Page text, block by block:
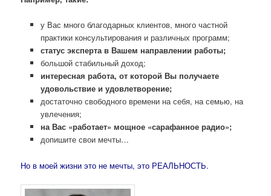
у Вас много благодарных клиентов, много частной
практики консультирования и различных программ;
статус эксперта в Вашем направлении работы;
большой стабильный доход;
интересная работа, от которой Вы получаете
удовольствие и удовлетворение;
достаточно свободного времени на себя, на семью, на
увлечения;
на Вас «работает» мощное «сарафанное радио»;
допишите свои мечты…
Но в моей жизни это не мечты, это РЕАЛЬНОСТЬ.